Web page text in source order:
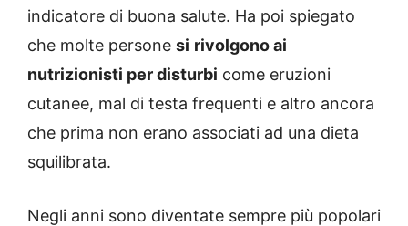
indicatore di buona salute. Ha poi spiegato
che molte persone si rivolgono ai
nutrizionisti per disturbi come eruzioni
cutanee, mal di testa frequenti e altro ancora
che prima non erano associati ad una dieta
squilibrata.
Negli anni sono diventate sempre più popolari